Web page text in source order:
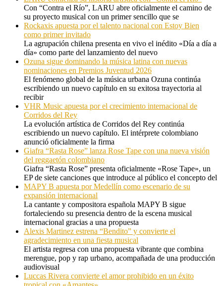
Con “Contra el Río”, LARU abre oficialmente el camino de
su proyecto musical con un primer sencillo que se
Rockaxis apuesta por el talento nacional con Estoy Bien
como primer invitado
La agrupación chilena presenta en vivo el inédito «Día a día a
día» como parte del lanzamiento del nuevo
Ozuna sigue dominando la música latina con nuevas
nominaciones en Premios Juventud 2026
El fenómeno global de la música urbana Ozuna continúa
escribiendo un nuevo capítulo en su exitosa trayectoria al
recibir
VHR Music apuesta por el crecimiento internacional de
Corridos del Rey
La evolución artística de Corridos del Rey continúa
escribiendo un nuevo capítulo. El intérprete colombiano
anunció oficialmente la firma
Giafra “Rasta Rose” lanza Rose Tape con una nueva visión
del reggaetón colombiano
Giafra “Rasta Rose” presenta oficialmente «Rose Tape», un
EP de siete canciones que introduce al público el concepto del
MAPY B apuesta por Medellín como escenario de su
expansión internacional
La cantante y compositora española MAPY B sigue
fortaleciendo su presencia dentro de la escena musical
internacional gracias a una propuesta
Alexis Martinez estrena “Bendito” y convierte el
agradecimiento en una fiesta musical
El artista regresa con una propuesta vibrante que combina
merengue, pop y rap urbano, acompañada de una producción
audiovisual
Luccas Rivera convierte el amor prohibido en un éxito